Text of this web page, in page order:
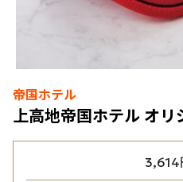
帝国ホテル
上高地帝国ホテル オリ
3,614